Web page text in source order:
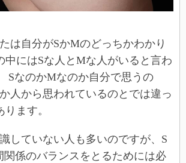
は自分がSかMのどっちかわかり
にはSな人とMな人がいると言わ
SなのかMなのか自分で思うの
人から思われているのとでは違っ
ます。
していない人も多いのですが、S
関係のバランスをとるためには必